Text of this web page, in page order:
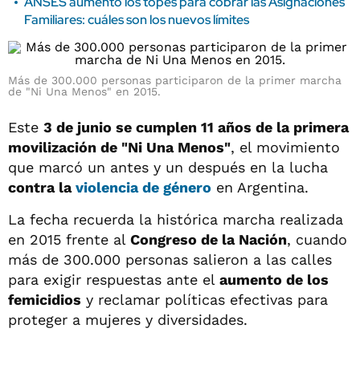
Familiares: cuáles son los nuevos límites
Más de 300.000 personas participaron de la primer marcha
de "Ni Una Menos" en 2015.
Este 3 de junio se cumplen 11 años de la primera
movilización de "Ni Una Menos", el movimiento
que marcó un antes y un después en la lucha
contra laviolencia de género en Argentina.
La fecha recuerda la histórica marcha realizada
en 2015 frente al Congreso de la Nación, cuando
más de 300.000 personas salieron a las calles
para exigir respuestas ante el aumento de los
femicidios y reclamar políticas efectivas para
proteger a mujeres y diversidades.